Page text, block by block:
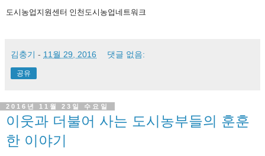
도시농업지원센터 인천도시농업네트워크
김충기 - 11월 29, 2016 댓글 없음:
공유
2016년 11월 23일 수요일
이웃과 더불어 사는 도시농부들의 훈훈
한 이야기